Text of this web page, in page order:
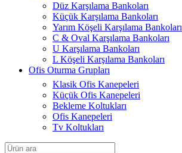
Düz Karşılama Bankoları
Küçük Karşılama Bankoları
Yarım Köşeli Karşılama Bankoları
C & Oval Karşılama Bankoları
U Karşılama Bankoları
L Köşeli Karşılama Bankoları
Ofis Oturma Grupları
Klasik Ofis Kanepeleri
Küçük Ofis Kanepeleri
Bekleme Koltukları
Ofis Kanepeleri
Tv Koltukları